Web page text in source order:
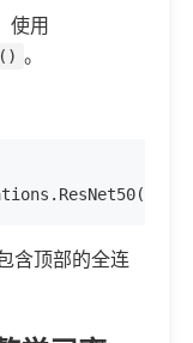
使用
。
含顶部的全连